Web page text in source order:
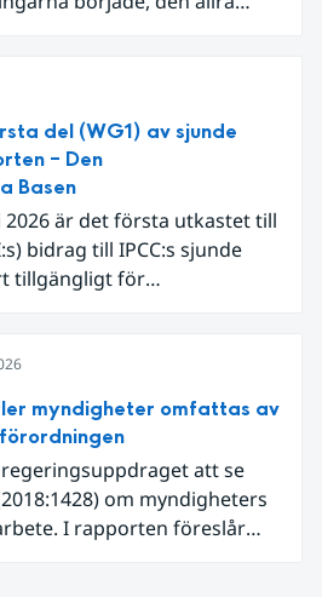
var det den allra
till stor del av en
månaden. Världshavens
var den högsta som
månad, vilket ligger i fas med
i Stilla havet.
del (WG1) av sjunde
– Den
Basen
2026 är det första utkastet till
bidrag till IPCC:s sjunde
tillgängligt för
myndigheter omfattas av
att se
om myndigheters
I rapporten föreslår